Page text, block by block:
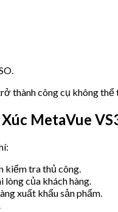
thành công cụ không thể
MetaVue
kiểm tra thủ công.
lòng của khách hàng.
xuất khẩu sản phẩm.